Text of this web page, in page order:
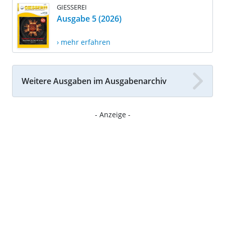
GIESSEREI
Ausgabe 5 (2026)
› mehr erfahren
Weitere Ausgaben im Ausgabenarchiv
- Anzeige -